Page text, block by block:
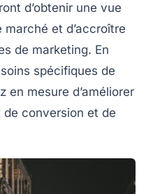
d’obtenir une vue
marché et d’accroître
de marketing. En
spécifiques de
en mesure d’améliorer
de conversion et de